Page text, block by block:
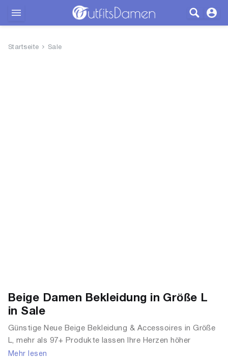
Startseite Sale
Beige Damen Bekleidung in Größe L
in Sale
Günstige Neue Beige Bekleidung & Accessoires in Größe
L, mehr als 97+ Produkte lassen Ihre Herzen höher
schlagen. Entdecken Sie unsere Auswahl an Sale Tops, T-
Mehr lesen